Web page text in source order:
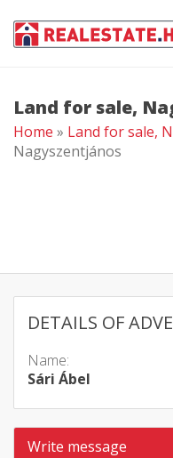
Land for sale,
Home » Land for sale,
Nagyszentjános
DETAILS OF
Name:
Sári Ábel
Write message